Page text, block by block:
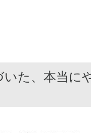
た、本当に